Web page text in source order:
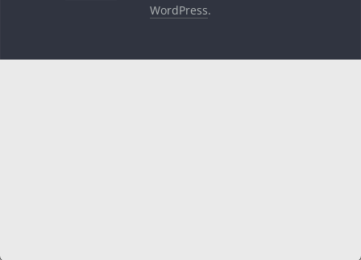
WordPress.